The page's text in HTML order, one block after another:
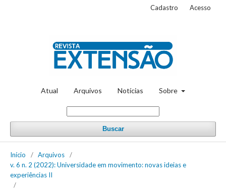
Atual Arquivos Notícias Sobre
Buscar
Cadastro Acesso
Início / Arquivos
/
v. 6 n. 2 (2022): Universidade em movimento: novas ideias e
experiências II
/